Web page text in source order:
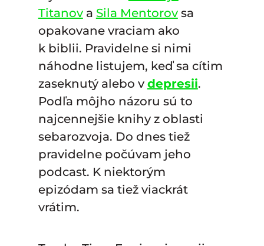
Titanova Sila Mentorovsa
opakovane vraciam ako
k biblii. Pravidelne si nimi
náhodne listujem, keď sa cítim
zaseknutý alebo v depresii.
Podľa môjho názoru sú to
najcennejšie knihy z oblasti
sebarozvoja. Do dnes tiež
pravidelne počúvam jeho
podcast. K niektorým
epizódam sa tiež viackrát
vrátim.